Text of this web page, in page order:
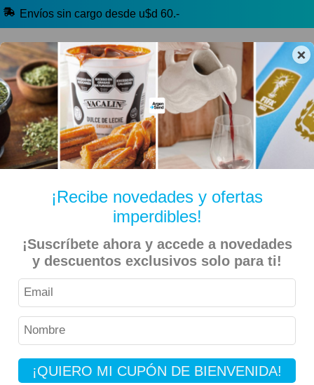
×
¡Recibe novedades y ofertas
imperdibles!
¡Suscríbete ahora y accede a novedades
y descuentos exclusivos solo para ti!
¡QUIERO MI CUPÓN DE BIENVENIDA!
Envíos sin cargo desde u$d 60.-
🔥 Alfajores y Golosinas
🧉 Clásicos argentinos 🏷️ Todas las categorías
Inicio Especiales Beer Day
Imperial – Cerveza Amber Lager 473ml